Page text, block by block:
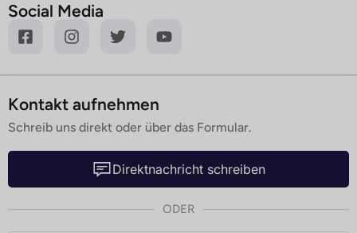
Social Media
Kontakt aufnehmen
Schreib uns direkt oder über das Formular.
Direktnachricht schreiben
ODER